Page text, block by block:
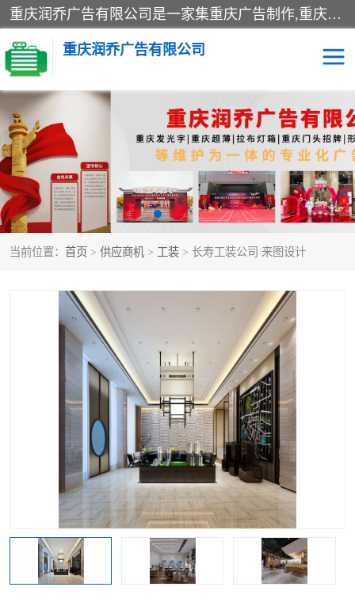
重庆润乔广告有限公司是一家集重庆广告制作,重庆标识标牌,亚克力发光字,led发光字,树脂发光字,超薄灯箱,拉布灯箱,吸塑灯箱,门头招牌,企业形象墙,写真喷绘,x展架,拉网展架,广告展架,条幅,锦旗设计,制作,施工,维护为一体的专业化广告公司.
重庆润乔广告有限公司
当前位置： 首页 > 供应商机 > 工装 > 长寿工装公司 来图设计
招牌类 发光字类
灯箱类 形象墙类
标识标牌类 写真喷绘类
展架 条幅